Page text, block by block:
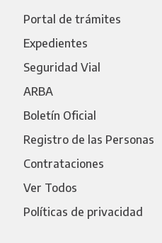
Portal de trámites
Expedientes
Seguridad Vial
ARBA
Boletín Oficial
Registro de las Personas
Contrataciones
Ver Todos
Políticas de privacidad